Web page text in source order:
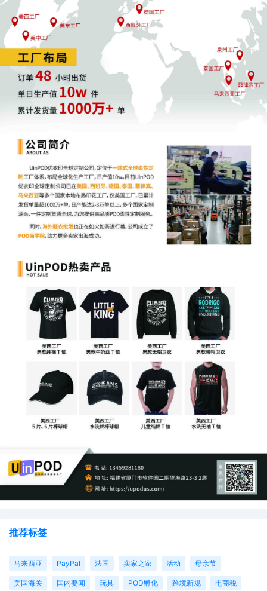
推荐标签
马来西亚 PayPal 法国 卖家之家 活动 母亲节
美国海关 国内要闻 玩具 POD孵化 跨境新规 电商税